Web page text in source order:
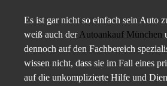
Es ist gar nicht so einfach sein Auto
weiß auch der Autoankauf München
dennoch auf den Fachbereich
wissen nicht, dass sie im Fall eines
auf die unkomplizierte Hilfe und